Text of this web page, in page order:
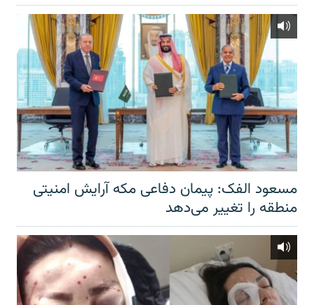
مسعود الفک: پیمان دفاعی مکه آرایش امنیتی
منطقه را تغییر می‌دهد